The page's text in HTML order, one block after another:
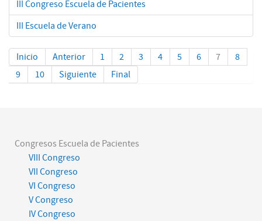
III Congreso Escuela de Pacientes
III Escuela de Verano
Inicio Anterior 1 2 3 4 5 6 7
8
9
10 Siguiente Final
Congresos Escuela de Pacientes
VIII Congreso
VII Congreso
VI Congreso
V Congreso
IV Congreso